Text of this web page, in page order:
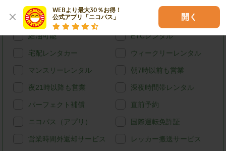
WEBより最大30％お得！
公式アプリ「ニコパス」
開く
カード決済
給油可能 ETCレンタル
宅配レンタカー ウィークリーレンタル
マンスリーレンタル 朝7時以前も営業
夜21時以降も営業 深夜時間帯レンタル
パーフェクト補償 直前予約
ニコパス（アプリ） 国際運転免許証
営業時間外返却サービス レッカー搬送サービス